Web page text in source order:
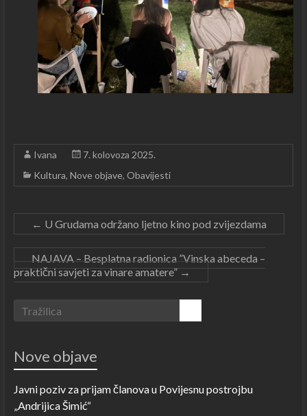
Ivana
7. kolovoza 2025.
Kultura, Nove objave, Obavijesti
← U Grudama održano ljetno kino pod zvijezdama
NAJAVA – Besplatna radionica ”Vinska abeceda –
praktični savjeti za vinare amatere”→
Nove objave
Javni poziv za prijam članova u Povijesnu postrojbu
„Andrijica Šimić“